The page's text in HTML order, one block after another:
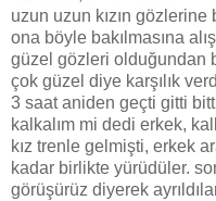
uzun uzun kızın gözlerine
ona böyle bakılmasına
güzel gözleri olduğundan
çok güzel diye karşılık
3 saat aniden geçti gitti
kalkalım mi dedi erkek,
kız trenle gelmişti, erkek
kadar birlikte yürüdüler.
görüşürüz diyerek